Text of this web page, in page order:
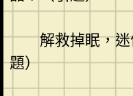
解救掉眠，
題）